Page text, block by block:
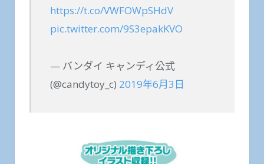
https://t.co/VWFOWpSHdV
pic.twitter.com/9S3epakKVO
— バンダイ キャンディ公式
(@candytoy_c) 2019年6月3日